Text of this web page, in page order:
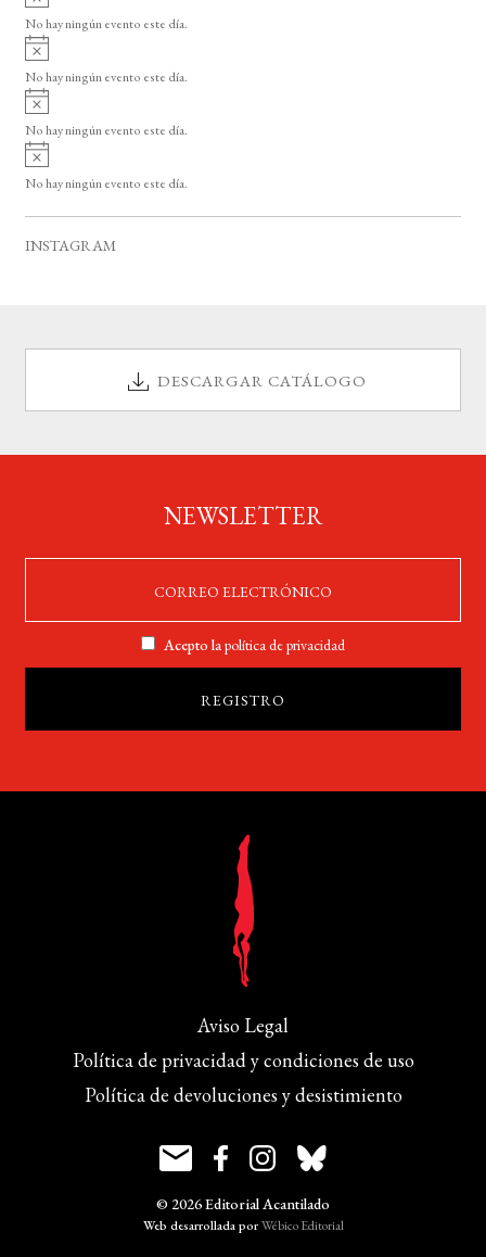
o
v
i
o
No hay ningún evento este día.
A
v
i
o
No hay ningún evento este día.
A
v
i
o
No hay ningún evento este día.
A
v
i
No hay ningún evento este día.
INSTAGRAM
DESCARGAR CATÁLOGO
NEWSLETTER
Acepto lapolítica de privacidad
Aviso Legal
Política de privacidad y condiciones de uso
Política de devoluciones y desistimiento
© 2026 Editorial Acantilado
Web desarrollada porWébico Editorial